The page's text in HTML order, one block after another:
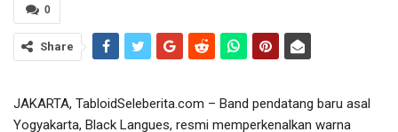
0
Share
JAKARTA, TabloidSeleberita.com – Band pendatang baru asal
Yogyakarta, Black Langues, resmi memperkenalkan warna